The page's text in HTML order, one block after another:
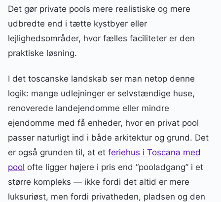
Det gør private pools mere realistiske og mere
udbredte end i tætte kystbyer eller
lejlighedsområder, hvor fælles faciliteter er den
praktiske løsning.
I det toscanske landskab ser man netop denne
logik: mange udlejninger er selvstændige huse,
renoverede landejendomme eller mindre
ejendomme med få enheder, hvor en privat pool
passer naturligt ind i både arkitektur og grund. Det
er også grunden til, at et feriehus i Toscana med
pool ofte ligger højere i pris end “pooladgang” i et
større kompleks — ikke fordi det altid er mere
luksuriøst, men fordi privatheden, pladsen og den